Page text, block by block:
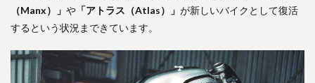
（Manx）」 や 「アトラス（Atlas）」 が新しいバイクとして復活
するという状況まできています。